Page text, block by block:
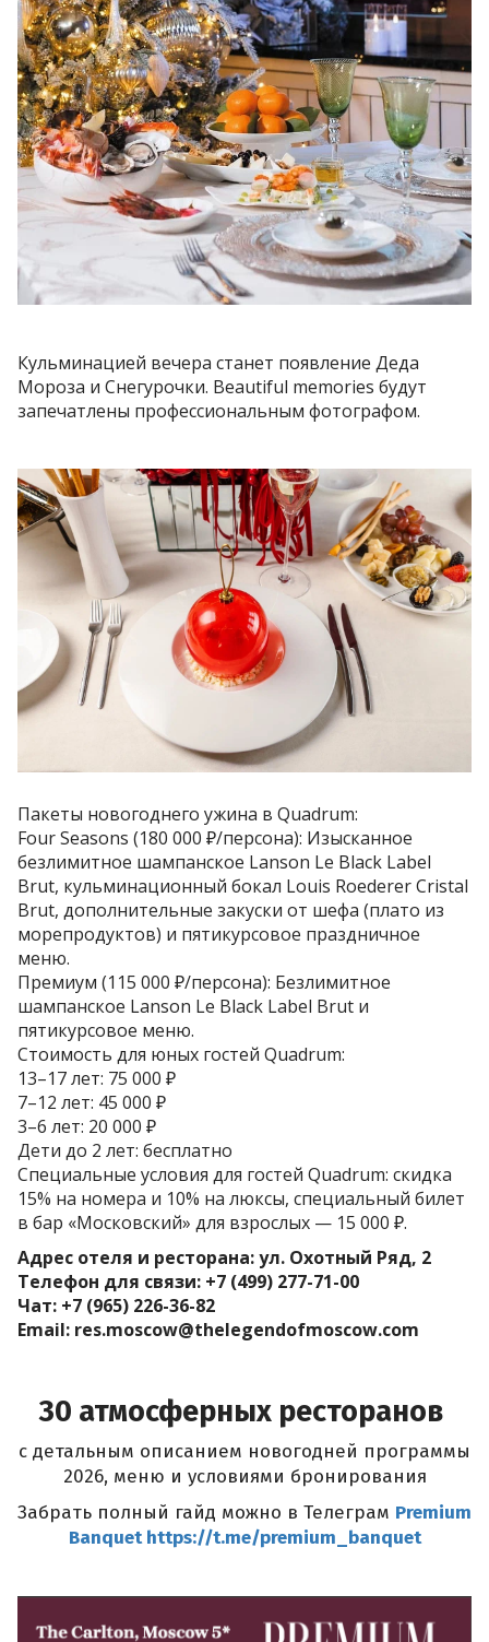
Кульминацией вечера станет появление Деда
Мороза и Снегурочки. Beautiful memories будут
запечатлены профессиональным фотографом.
Пакеты новогоднего ужина в Quadrum:
Four Seasons (180 000 ₽/персона): Изысканное
безлимитное шампанское Lanson Le Black Label
Brut, кульминационный бокал Louis Roederer Cristal
Brut, дополнительные закуски от шефа (плато из
морепродуктов) и пятикурсовое праздничное
меню.
Премиум (115 000 ₽/персона): Безлимитное
шампанское Lanson Le Black Label Brut и
пятикурсовое меню.
Стоимость для юных гостей Quadrum:
13–17 лет: 75 000 ₽
7–12 лет: 45 000 ₽
3–6 лет: 20 000 ₽
Дети до 2 лет: бесплатно
Специальные условия для гостей Quadrum: скидка
15% на номера и 10% на люксы, специальный билет
в бар «Московский» для взрослых — 15 000 ₽.
Адрес отеля и ресторана: ул. Охотный Ряд, 2
Телефон для связи: +7 (499) 277-71-00
Чат: +7 (965) 226-36-82
Email: res.moscow@thelegendofmoscow.com
30 атмосферных ресторанов
с детальным описанием новогодней программы
2026, меню и условиями бронирования
Забрать полный гайд можно в Телеграм Premium
Banquethttps://t.me/premium_banquet